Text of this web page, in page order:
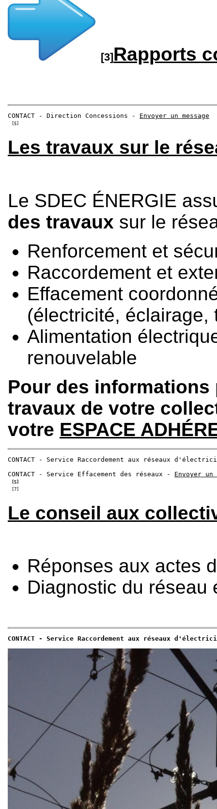
[3]Rapports
CONTACT - Direction Concessions -
[5]
Les travaux sur le
Le SDEC ÉNERGIE
des travaux sur le
Renforcement et
Raccordement et
Effacement
(électricité, éclairage,
Alimentation
renouvelable
Pour des
travaux de votre
votre ESPACE
CONTACT - Service Raccordement aux réseaux
CONTACT - Service Effacement des réseaux - Envoyer un
[5]
[7]
Le conseil aux
Réponses aux actes
Diagnostic du réseau
CONTACT - Service Raccordement aux réseaux